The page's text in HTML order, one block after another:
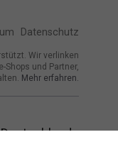
Datenschutz
Wir verlinken
Shops und Partner,
Mehr erfahren.